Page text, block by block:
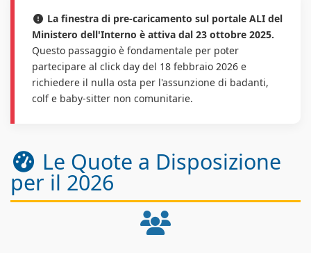
La finestra di pre-caricamento sul portale ALI del
Ministero dell'Interno è attiva dal 23 ottobre 2025.
Questo passaggio è fondamentale per poter
partecipare al click day del 18 febbraio 2026 e
richiedere il nulla osta per l'assunzione di badanti,
colf e baby-sitter non comunitarie.
Le Quote a Disposizione
per il 2026